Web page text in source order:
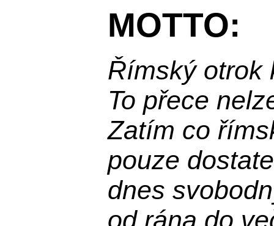
MOTTO:
Římský otrok
To přece
Zatím co
pouze
dnes